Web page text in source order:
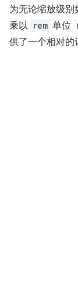
为无论缩放级别
乘以 rem 单位
供了一个相对的